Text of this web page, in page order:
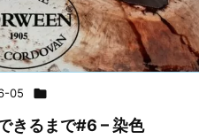
05 
きるまで#6 – 染色